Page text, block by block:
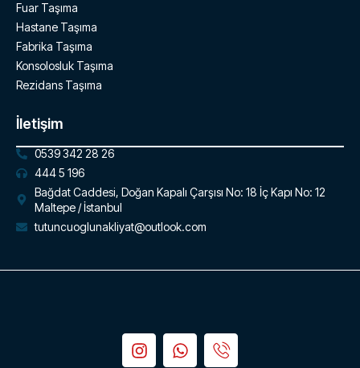
Fuar Taşıma
Hastane Taşıma
Fabrika Taşıma
Konsolosluk Taşıma
Rezidans Taşıma
İletişim
0539 342 28 26
444 5 196
Bağdat Caddesi, Doğan Kapalı Çarşısı No: 18 İç Kapı No: 12
Maltepe / İstanbul
tutuncuoglunakliyat@outlook.com